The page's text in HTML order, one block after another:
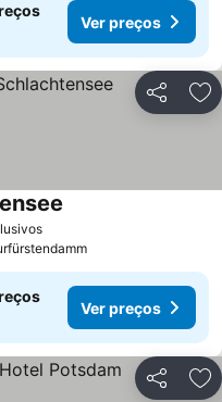
Ver preços
Partilhar
Ver preços
Partilhar